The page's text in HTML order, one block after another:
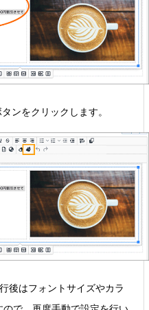
ンをクリックします。
後はフォントサイズやカラ